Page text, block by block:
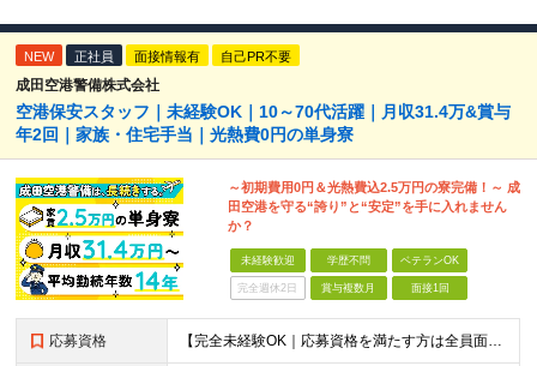
NEW 正社員 面接情報有 自己PR不要
成田空港警備株式会社
空港保安スタッフ｜未経験OK｜10～70代活躍｜月収31.4万&賞与
年2回｜家族・住宅手当｜光熱費0円の単身寮
～初期費用0円＆光熱費込2.5万円の寮完備！～ 成
田空港を守る“誇り”と“安定”を手に入れません
か？
未経験歓迎 学歴不問 ベテランOK
完全週休2日 賞与複数月 面接1回
応募資格 【完全未経験OK｜応募資格を満たす方は全員面接！】 ◎学歴不問／前職不問／転職回数不問 ◎自動車免許・英語力なども一切不問 ◎58歳以下の方（長期のキャリア形成を図るため） ブランクがある方、正社員